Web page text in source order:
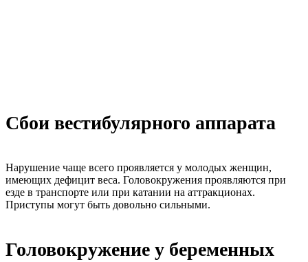
Сбои вестибулярного аппарата
Нарушение чаще всего проявляется у молодых женщин,
имеющих дефицит веса. Головокружения проявляются при
езде в транспорте или при катании на аттракционах.
Приступы могут быть довольно сильными.
Головокружение у беременных